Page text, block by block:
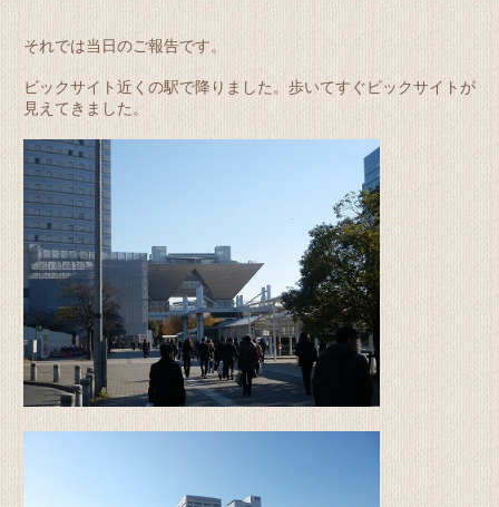
それでは当日のご報告です。
ビックサイト近くの駅で降りました。歩いてすぐビックサイトが
見えてきました。